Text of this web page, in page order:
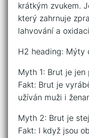
krátkým zvukem.
který zahrnuje
lahvování a
H2 heading: Mýty
Myth 1: Brut je jen
Fakt: Brut je
užíván muži i
Myth 2: Brut je
Fakt: I když jsou